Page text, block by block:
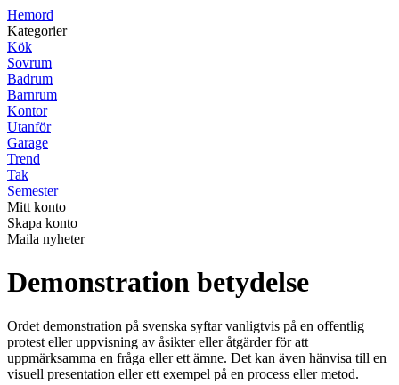
Hemord
Kategorier
Kök
Sovrum
Badrum
Barnrum
Kontor
Utanför
Garage
Trend
Tak
Semester
Mitt konto
Skapa konto
Maila nyheter
Demonstration betydelse
Ordet demonstration på svenska syftar vanligtvis på en offentlig
protest eller uppvisning av åsikter eller åtgärder för att
uppmärksamma en fråga eller ett ämne. Det kan även hänvisa till en
visuell presentation eller ett exempel på en process eller metod.